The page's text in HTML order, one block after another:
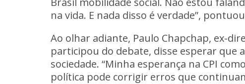
na vida. E nada disso é verdade”,
Ao olhar adiante, Paulo Chapchap, ex-
participou do debate, disse esperar que
sociedade. “Minha esperança na CPI
política pode corrigir erros que